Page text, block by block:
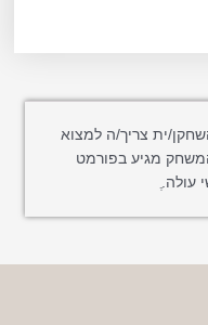
ית צריך/ה למצוא
מגיע בפורמט